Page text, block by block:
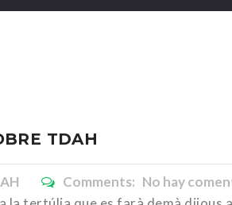
TDAH
Comments: No hay